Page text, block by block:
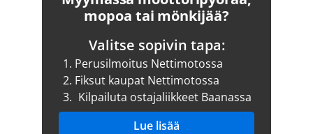
mopoa tai mönkijää?
Valitse sopivin tapa:
1. Perusilmoitus Nettimotossa
2. Fiksut kaupat Nettimotossa
3. Kilpailuta ostajaliikkeet Baanassa
Lue lisää